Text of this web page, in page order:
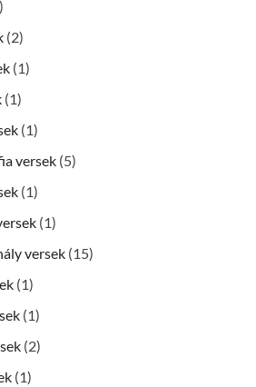
(2)
(1)
(1)
(1)
versek (5)
(1)
(1)
versek (15)
(1)
(1)
(2)
(1)